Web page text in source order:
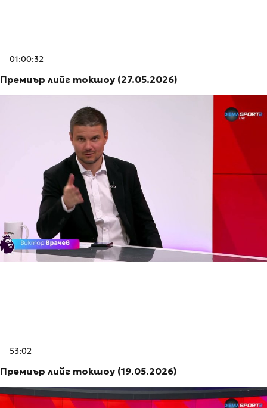
01:00:32
Премиър лийг токшоу (27.05.2026)
53:02
Премиър лийг токшоу (19.05.2026)